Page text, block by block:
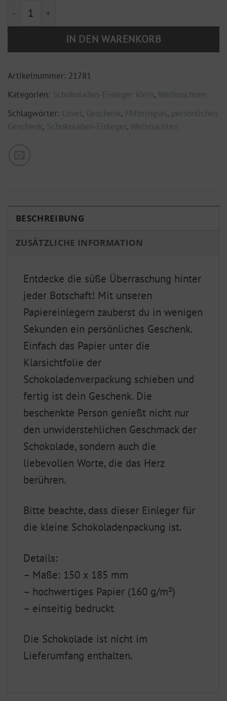
Schokoladen-Einleger (klein) "Frohe Weihnachten"
IN DEN WARENKORB
Artikelnummer: 21781
Kategorien: Schokoladen-Einleger klein, Weihnachten
Schlagwörter: Cover, Geschenk, Mitbringsel, persönliches
Geschenk, Schokoladen-Einleger, Weihnachten
BESCHREIBUNG
ZUSÄTZLICHE INFORMATION
Entdecke die süße Überraschung hinter
jeder Botschaft! Mit unseren
Papiereinlegern zauberst du in wenigen
Sekunden ein persönliches Geschenk.
Einfach das Papier unter die
Klarsichtfolie der
Schokoladenverpackung schieben und
fertig ist dein Geschenk. Die
beschenkte Person genießt nicht nur
den unwiderstehlichen Geschmack der
Schokolade, sondern auch die
liebevollen Worte, die das Herz
berühren.
Bitte beachte, dass dieser Einleger für
die kleine Schokoladenpackung ist.
Details:
– Maße: 150 x 185 mm
– hochwertiges Papier (160 g/m²)
– einseitig bedruckt
Die Schokolade ist nicht im
Lieferumfang enthalten.